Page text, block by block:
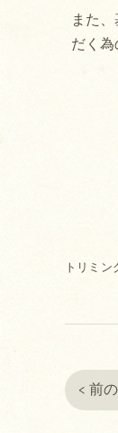
また
だく
トリミン
< 前